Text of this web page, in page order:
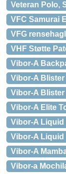
Veteran Polo,
VFC Samurai
VFG
VHF Støtte
Vibor-A
Vibor-A
Vibor-A Blister
Vibor-A Elite
Vibor-A
Vibor-A Liquid
Vibor-A
Vibor-a